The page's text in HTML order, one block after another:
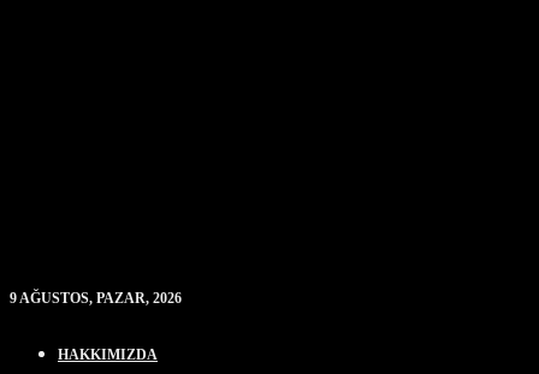
9 AĞUSTOS, PAZAR, 2026
HAKKIMIZDA